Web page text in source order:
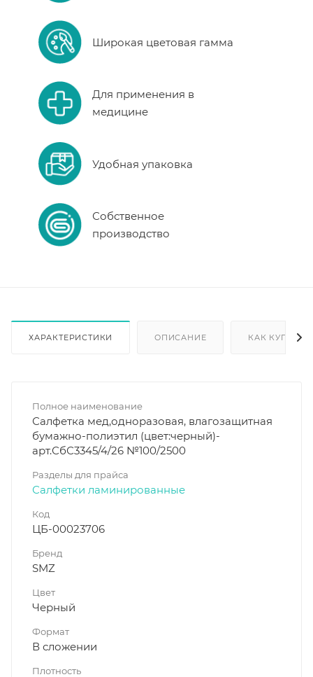
Широкая цветовая гамма
Для применения в
медицине
Удобная упаковка
Собственное
производство
ХАРАКТЕРИСТИКИ ОПИСАНИЕ КАК КУПИТЬ
Полное наименование
Салфетка мед,одноразовая, влагозащитная
бумажно-полиэтил (цвет:черный)-
арт.СбС3345/4/26 №100/2500
Разделы для прайса
Салфетки ламинированные
Код
ЦБ-00023706
Бренд
SMZ
Цвет
Черный
Формат
В сложении
Плотность